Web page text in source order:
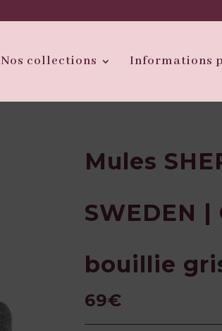
Nos collections Informations
Mules
SWEDEN
bouillie
69€